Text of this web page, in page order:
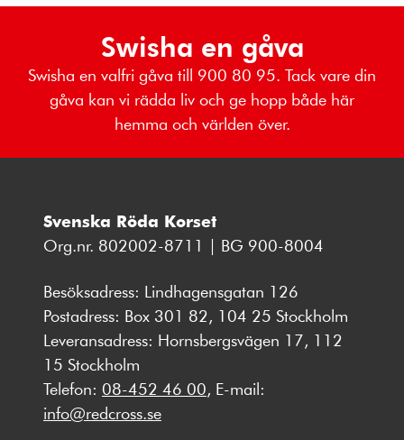
Swisha en gåva
Swisha en valfri gåva till 900 80 95. Tack vare din
gåva kan vi rädda liv och ge hopp både här
hemma och världen över.
Svenska Röda Korset
Org.nr. 802002-8711 | BG 900-8004
Besöksadress: Lindhagensgatan 126
Postadress: Box 301 82, 104 25 Stockholm
Leveransadress: Hornsbergsvägen 17, 112
15 Stockholm
Telefon: 08-452 46 00, E-mail:
info@redcross.se